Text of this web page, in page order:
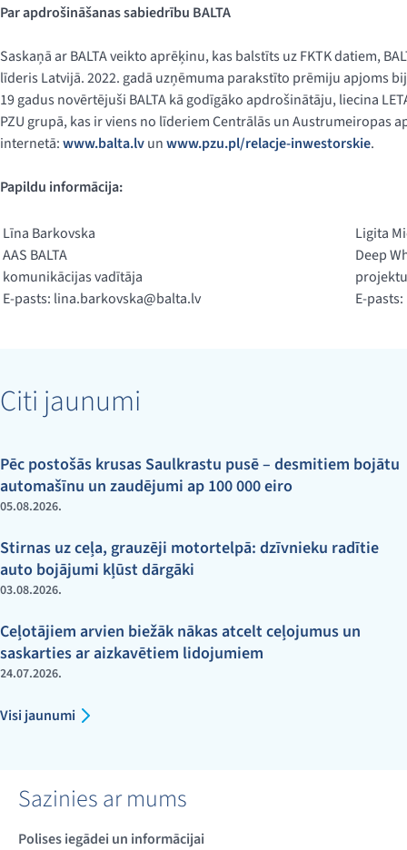
Par apdrošināšanas sabiedrību BALTA
Saskaņā ar BALTA veikto aprēķinu, kas balstīts uz FKTK datiem,
līderis Latvijā. 2022. gadā uzņēmuma parakstīto prēmiju apjoms
19 gadus novērtējuši BALTA kā godīgāko apdrošinātāju, liecina
PZU grupā, kas ir viens no līderiem Centrālās un Austrumeiropas
internetā:www.balta.lvunwww.pzu.pl/relacje-inwestorskie.
Papildu informācija:
Līna Barkovska
AAS BALTA
komunikācijas vadītāja
E-pasts: lina.barkovska@balta.lv
Ligita
Deep
E-pasts:
Citi jaunumi
Pēc postošās krusas Saulkrastu pusē – desmitiem bojātu
automašīnu un zaudējumi ap 100 000 eiro
05.08.2026.
Stirnas uz ceļa, grauzēji motortelpā: dzīvnieku radītie
auto bojājumi kļūst dārgāki
03.08.2026.
Ceļotājiem arvien biežāk nākas atcelt ceļojumus un
saskarties ar aizkavētiem lidojumiem
24.07.2026.
Visi jaunumi
Sazinies ar mums
Polises iegādei un informācijai